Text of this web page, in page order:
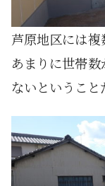
芦原地区には複
あまりに世帯
ないということ